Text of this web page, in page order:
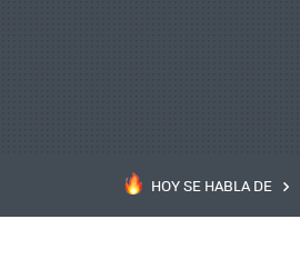
HOY SE HABLA DE